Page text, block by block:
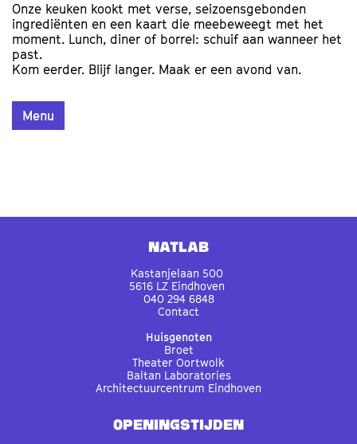
Onze keuken kookt met verse, seizoensgebonden
ingrediënten en een kaart die meebeweegt met het
moment. Lunch, diner of borrel: schuif aan wanneer het
past.
Kom eerder. Blijf langer. Maak er een avond van.
Menu
Natlab
Kastanjelaan 500
5616 LZ Eindhoven
040 294 6848
Contact
Huisgenoten
Broet
Theater Oortwolk
Baltan Laboratories
Architectuurcentrum Eindhoven
OPENINGSTIJDEN